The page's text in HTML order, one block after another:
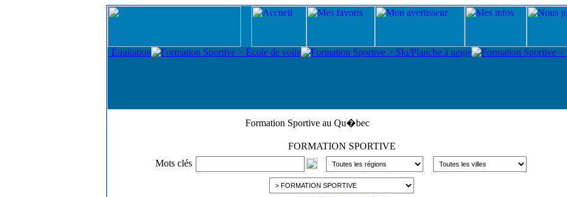
Formation Sportive au Qu�bec
FORMATION SPORTIVE
Mots clés